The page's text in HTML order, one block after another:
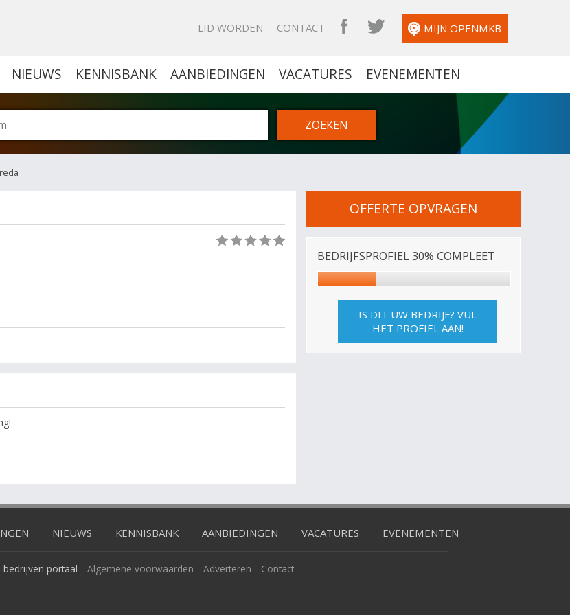
LID WORDEN CONTACT OPENMKB FACEBOOK
OPENMKB TWITTER
MIJN OPENMKB
NIEUWS KENNISBANK AANBIEDINGEN VACATURES EVENEMENTEN
OFFERTE OPVRAGEN
BEDRIJFSPROFIEL 30% COMPLEET
IS DIT UW BEDRIJF? VUL
HET PROFIEL AAN!
NIEUWS KENNISBANK AANBIEDINGEN VACATURES EVENEMENTEN
portaal Algemene voorwaarden Adverteren Contact